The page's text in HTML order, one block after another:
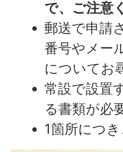
で、ご注意
郵送で申請
番号やメー
についてお
常設で設置
る書類が必
1箇所につ